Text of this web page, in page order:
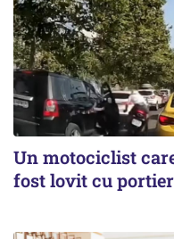
Un motociclist
fost lovit cu